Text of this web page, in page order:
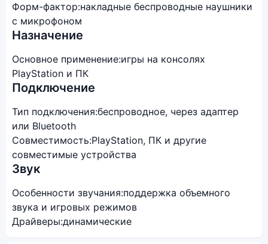
Форм-фактор:накладные беспроводные наушники
с микрофоном
Назначение
Основное применение:игры на консолях
PlayStation и ПК
Подключение
Тип подключения:беспроводное, через адаптер
или Bluetooth
Совместимость:PlayStation, ПК и другие
совместимые устройства
Звук
Особенности звучания:поддержка объемного
звука и игровых режимов
Драйверы:динамические